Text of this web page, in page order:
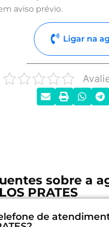
aviso prévio.
Ligar na
sobre a
PRATES
de